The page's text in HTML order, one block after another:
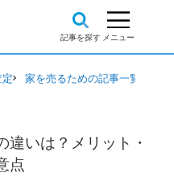
定 家を売るための記事一覧
違いは？メリット・
点